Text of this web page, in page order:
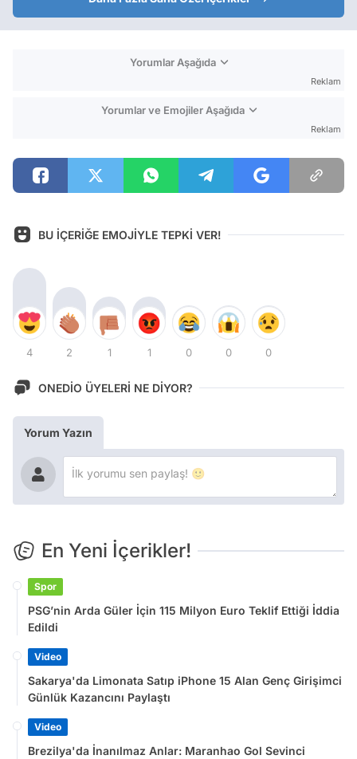
Yorumlar Aşağıda
Reklam
Yorumlar ve Emojiler Aşağıda
Reklam
BU İÇERİĞE EMOJİYLE TEPKİ VER!
4 2 1 1 0 0 0
ONEDİO ÜYELERİ NE DİYOR?
Yorum Yazın
En Yeni İçerikler!
Spor
PSG’nin Arda Güler İçin 115 Milyon Euro Teklif Ettiği İddia
Edildi
Video
Sakarya'da Limonata Satıp iPhone 15 Alan Genç Girişimci
Günlük Kazancını Paylaştı
Video
Brezilya'da İnanılmaz Anlar: Maranhao Gol Sevinci